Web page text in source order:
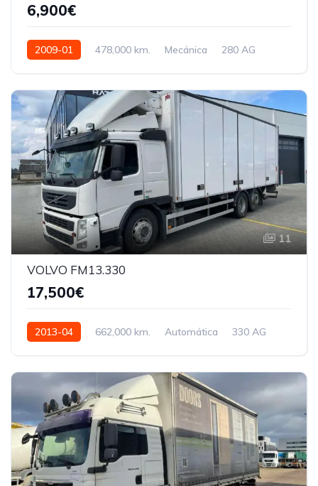
6,900€
2009-01 478,000 km. Mecánica 280 AG
11
VOLVO FM13.330
17,500€
2013-04 662,000 km. Automática 330 AG